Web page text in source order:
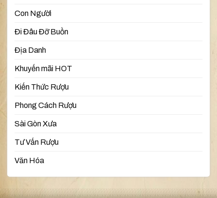
Con Người
Đi Đâu Đỡ Buồn
Địa Danh
Khuyến mãi HOT
Kiến Thức Rượu
Phong Cách Rượu
Sài Gòn Xưa
Tư Vấn Rượu
Văn Hóa